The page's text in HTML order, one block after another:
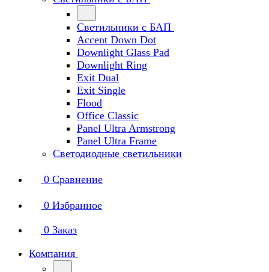
Светильники с БАП
Accent Down Dot
Downlight Glass Pad
Downlight Ring
Exit Dual
Exit Single
Flood
Office Classic
Panel Ultra Armstrong
Panel Ultra Frame
Светодиодные светильники
0 Сравнение
0 Избранное
0 Заказ
Компания